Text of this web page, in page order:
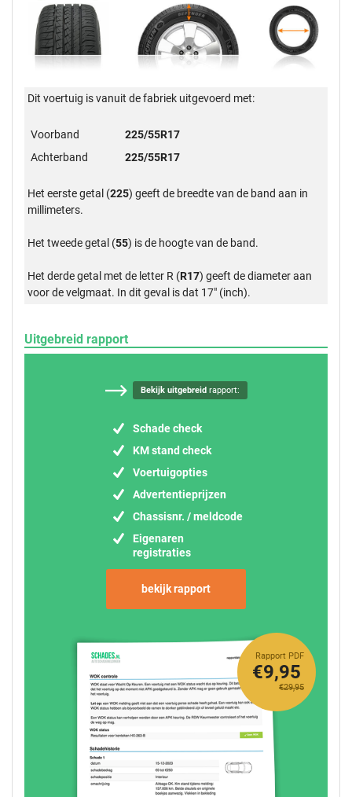
Dit voertuig is vanuit de fabriek uitgevoerd met:
Voorband
225/55R17
Achterband
225/55R17
Het eerste getal (225) geeft de breedte van de band aan in
millimeters.
Het tweede getal (55) is de hoogte van de band.
Het derde getal met de letter R (R17) geeft de diameter aan
voor de velgmaat. In dit geval is dat 17" (inch).
Uitgebreid rapport
Bekijk uitgebreid rapport:
Schade check
KM stand check
Voertuigopties
Advertentieprijzen
Chassisnr. / meldcode
Eigenaren
registraties
bekijk rapport
Rapport PDF
€29,95
€9,95